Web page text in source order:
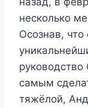
несколько
Осознав, что
самым
тяжёлой,